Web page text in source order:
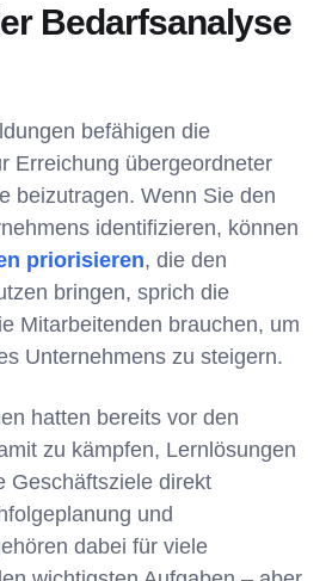
Bedarfsanalyse
befähigen die
Erreichung übergeordneter
beizutragen. Wenn Sie den
identifizieren, können
priorisieren, die den
bringen, sprich die
Mitarbeitenden brauchen, um
Unternehmens zu steigern.
hatten bereits vor den
zu kämpfen, Lernlösungen
Geschäftsziele direkt
und
dabei für viele